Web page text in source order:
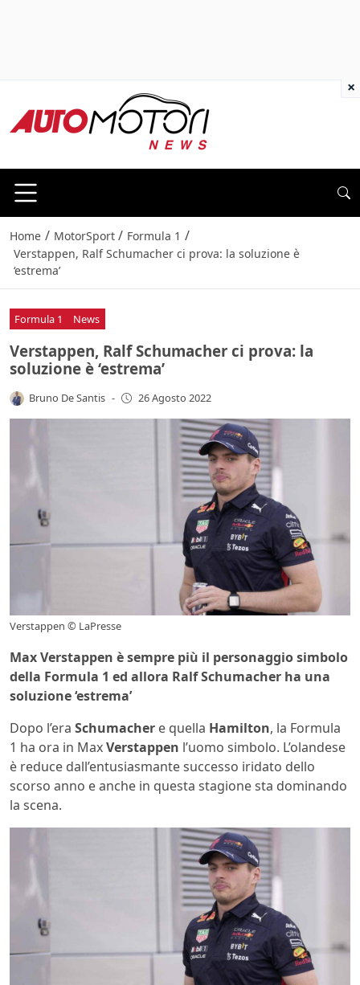
Home / MotorSport / Formula 1 /
Verstappen, Ralf Schumacher ci prova: la soluzione è
‘estrema’
Formula 1 News
Verstappen, Ralf Schumacher ci prova: la
soluzione è ‘estrema’
Bruno De Santis - 26 Agosto 2022
Verstappen © LaPresse
Max Verstappen è sempre più il personaggio simbolo
della Formula 1 ed allora Ralf Schumacher ha una
soluzione ‘estrema’
Dopo l’era Schumacher e quella Hamilton, la Formula
1 ha ora in MaxVerstappen l’uomo simbolo. L’olandese
è reduce dall’entusiasmante successo iridato dello
scorso anno e anche in questa stagione sta dominando
la scena.
×